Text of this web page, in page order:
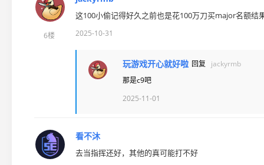
6楼
这100小偷记得好久之前也是花100万刀买major名额结
2025-10-31
玩游戏开心就好啦 回复
jackyrmb
那是c9吧
2025-11-01
看不沐
去当指挥还好，其他的真可能打不好